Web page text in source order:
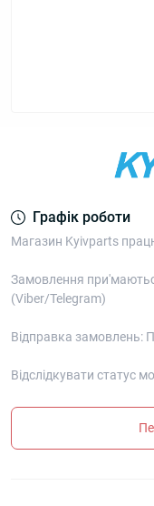
Графік роботи
Магазин Kyivparts
Замовлення
(Viber/Telegram)
Відправка замовлень:
Відслідкувати статус